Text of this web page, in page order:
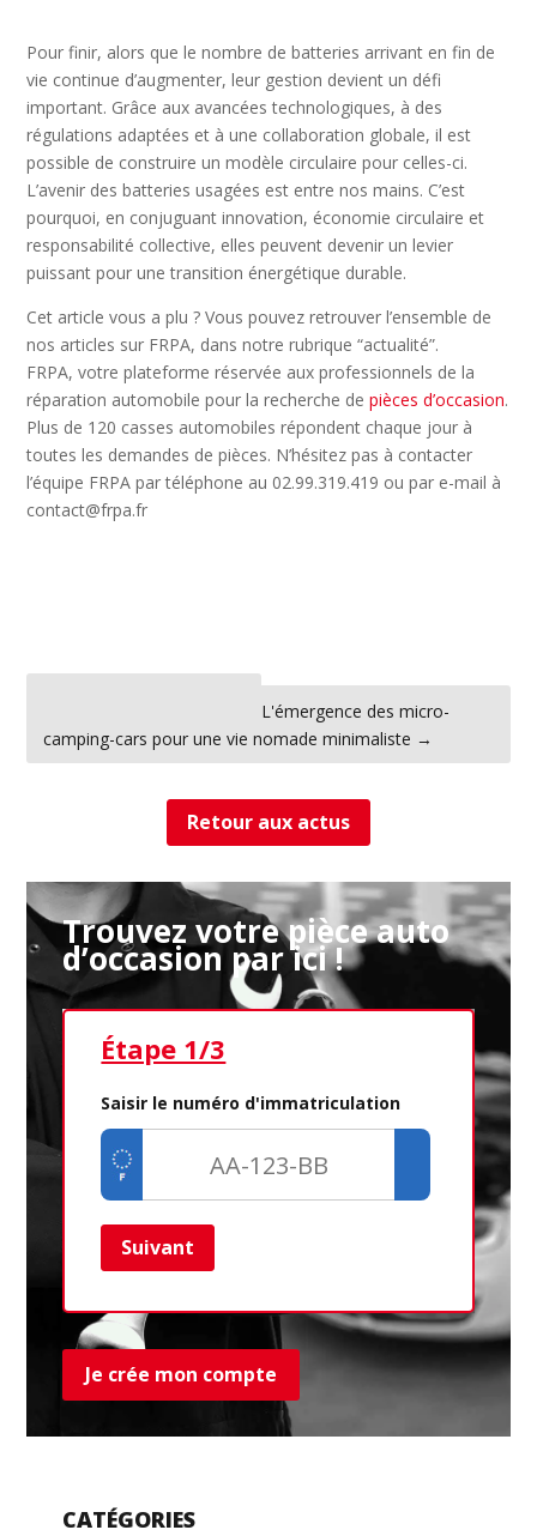
Pour finir, alors que le nombre de batteries arrivant en fin de
vie continue d’augmenter, leur gestion devient un défi
important. Grâce aux avancées technologiques, à des
régulations adaptées et à une collaboration globale, il est
possible de construire un modèle circulaire pour celles-ci.
L’avenir des batteries usagées est entre nos mains. C’est
pourquoi, en conjuguant innovation, économie circulaire et
responsabilité collective, elles peuvent devenir un levier
puissant pour une transition énergétique durable.
Cet article vous a plu ? Vous pouvez retrouver l’ensemble de
nos articles sur FRPA, dans notre rubrique “actualité”.
FRPA, votre plateforme réservée aux professionnels de la
réparation automobile pour la recherche depièces d’occasion.
Plus de 120 casses automobiles répondent chaque jour à
toutes les demandes de pièces. N’hésitez pas à contacter
l’équipe FRPA par téléphone au 02.99.319.419 ou par e-mail à
contact@frpa.fr
L'émergence des micro-
camping-cars pour une vie nomade minimaliste →
Retour aux actus
Trouvez votre pièce auto
d’occasion par ici !
Étape 1/3
Saisir le numéro d'immatriculation
Suivant
Je crée mon compte
CATÉGORIES